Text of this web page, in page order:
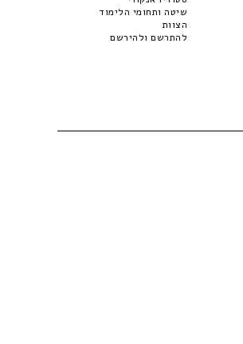
שיטה ותחומי הלימוד
הצוות
להתרשם ולהירשם